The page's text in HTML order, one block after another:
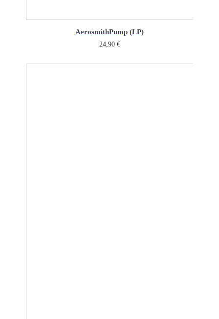
AerosmithPump (LP)
24,90 €